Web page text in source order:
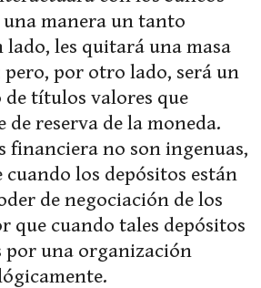
manera un tanto
les quitará una masa
pero, por otro lado, será un
títulos valores que
de reserva de la moneda.
financiera no son ingenuas,
cuando los depósitos están
de negociación de los
que cuando tales depósitos
por una organización